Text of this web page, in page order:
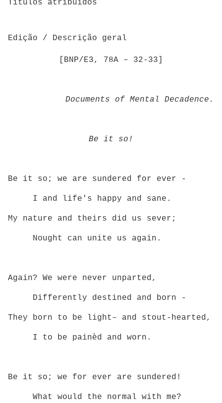
Titulos atríbuidos
Edição / Descrição geral
[BNP/E3, 78A – 32-33]
Documents of Mental Decadence.
Be it so!
Be it so; we are sundered for ever­ -
I and life's happy and sane.
My nature and theirs did us sever;
Nought can unite us again.
Again? We were never unparted,
Differently destined and born­ -
They born to be light– and stout‑hearted,
I to be painèd and worn.
Be it so; we for ever are sundered!
What would the normal with me?